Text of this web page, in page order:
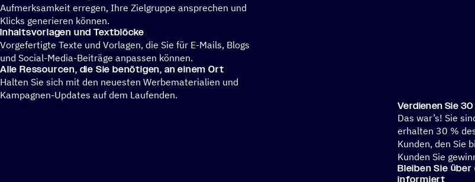
Aufmerksamkeit erregen, Ihre Zielgruppe ansprechen und
Klicks generieren können.
Inhalts­vor­la­gen und Textblöcke
Vorgefertigte Texte und Vorlagen, die Sie für E-Mails, Blogs
und Social-Media-Beiträge anpassen können.
Alle Ressour­cen, die Sie benö­ti­gen, an einem Ort
Halten Sie sich mit den neuesten Werbematerialien und
Kampagnen-Updates auf dem Laufenden.
Verdie­nen Sie
Das war’s! Sie
erhalten 30 %
Kunden, den Sie
Kunden Sie
Bleiben Sie